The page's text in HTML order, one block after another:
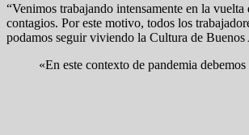
“Venimos trabajando intensamente en la
contagios. Por este motivo, todos los
podamos seguir viviendo la Cultura de
«En este contexto de pandemia